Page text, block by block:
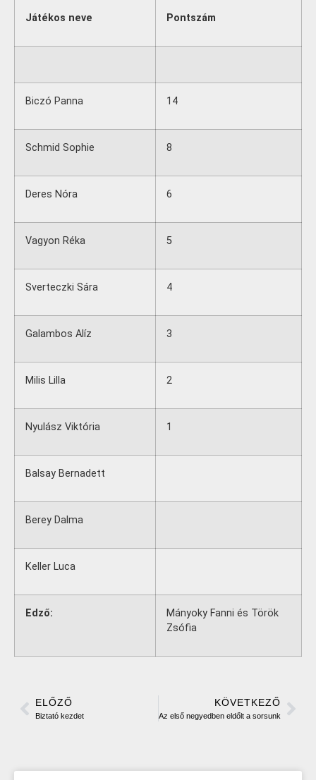
Játékos neve Pontszám
Biczó Panna 14
Schmid Sophie 8
Deres Nóra 6
Vagyon Réka 5
Sverteczki Sára 4
Galambos Alíz 3
Milis Lilla 2
Nyulász Viktória 1
Balsay Bernadett
Berey Dalma
Keller Luca
Edző:
Mányoky Fanni és Török
Zsófia
ELŐZŐ
Biztató kezdet
KÖVETKEZŐ
Az első negyedben eldőlt a sorsunk